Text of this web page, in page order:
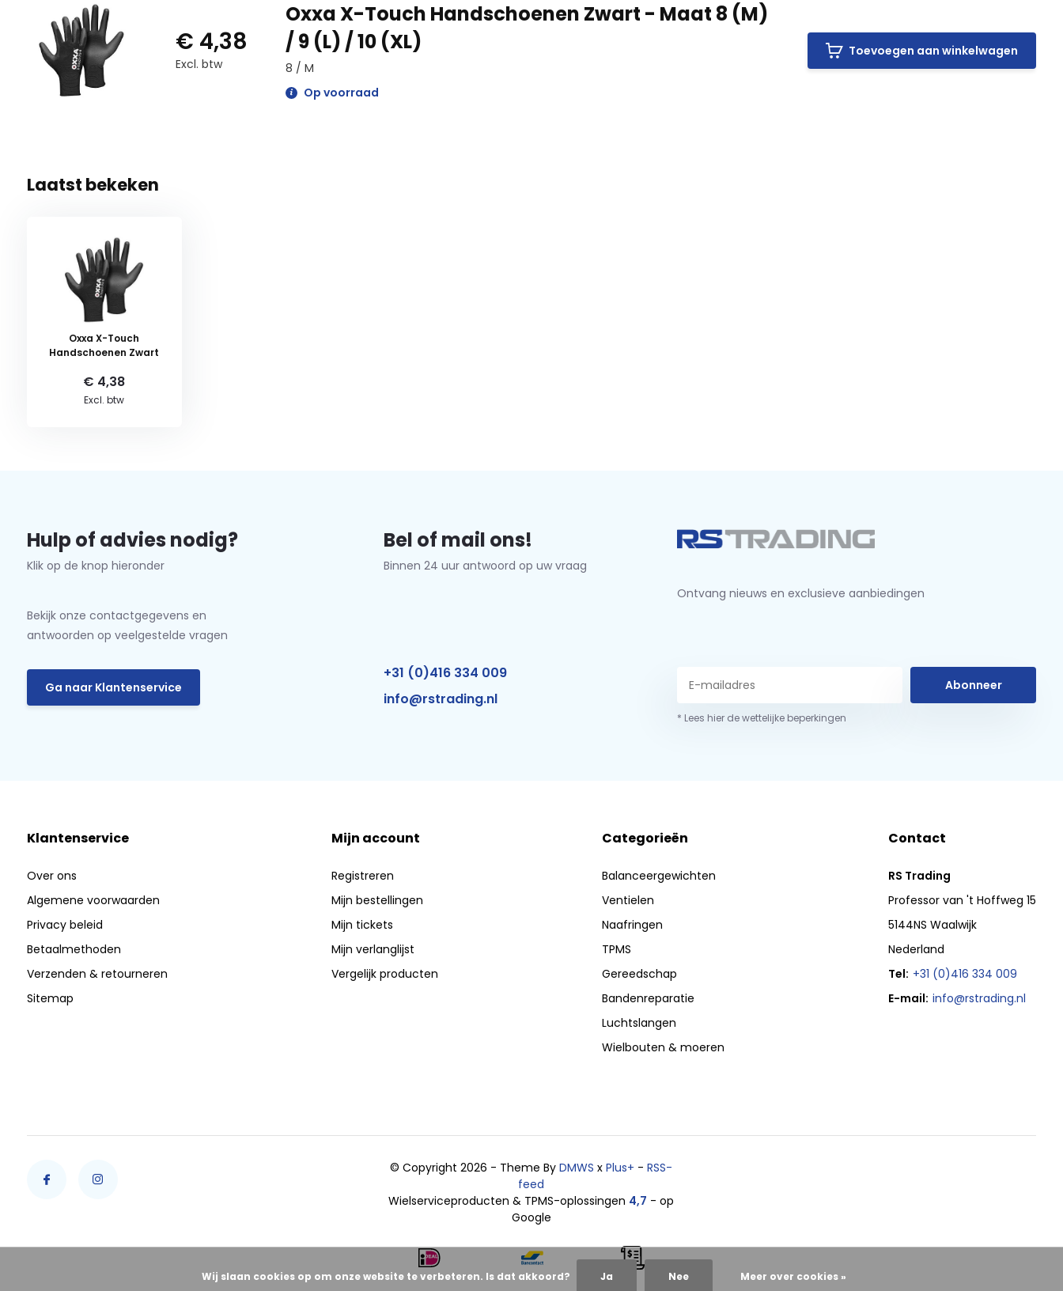
€ 4,38
Excl. btw
Oxxa X-Touch Handschoenen Zwart - Maat 8 (M)
/ 9 (L) / 10 (XL)
8 / M
Op voorraad
Toevoegen aan winkelwagen
Laatst bekeken
Oxxa X-Touch
Handschoenen Zwart
€ 4,38
Excl. btw
Hulp of advies nodig?
Klik op de knop hieronder
Bekijk onze contactgegevens en
antwoorden op veelgestelde vragen
Ga naar Klantenservice
Bel of mail ons!
Binnen 24 uur antwoord op uw vraag
+31 (0)416 334 009
info@rstrading.nl
Ontvang nieuws en exclusieve aanbiedingen
Abonneer
* Lees hier de wettelijke beperkingen
Klantenservice
Over ons
Algemene voorwaarden
Privacy beleid
Betaalmethoden
Verzenden & retourneren
Sitemap
Mijn account
Registreren
Mijn bestellingen
Mijn tickets
Mijn verlanglijst
Vergelijk producten
Categorieën
Balanceergewichten
Ventielen
Naafringen
TPMS
Gereedschap
Bandenreparatie
Luchtslangen
Wielbouten & moeren
Contact
RS Trading
Professor van 't Hoffweg 15
5144NS Waalwijk
Nederland
Tel: +31 (0)416 334 009
E-mail: info@rstrading.nl
© Copyright 2026 - Theme ByDMWS xPlus+ -RSS-
feed
Wielserviceproducten & TPMS-oplossingen 4,7 - op
Google
Wij slaan cookies op om onze website te verbeteren. Is dat akkoord? Ja Nee Meer over cookies »